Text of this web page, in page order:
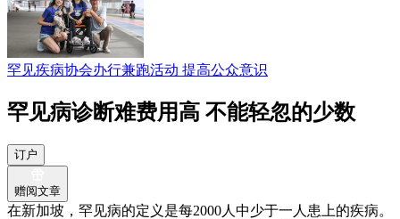
罕见疾病协会办行兼跑活动 提高公众意识
罕见病诊断难费用高 不能轻忽的少数
订户
赠阅文章
在新加坡，罕见病的定义是每2000人中少于一人患上的疾病。